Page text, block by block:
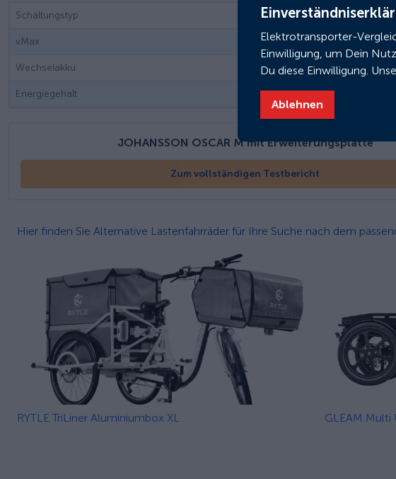
Schaltungstyp
vMax
Wechselakku
Energiegehalt
JOHANSSON OSCAR M mit Erweiterungsplatte
Zum vollständigen Testbericht
Hier finden Sie Alternative Lastenfahrräder für Ihre Suche nach dem
RYTLE TriLiner Aluminiumbox XL GLEAM Multi
Elektrotransporter-
Einwilligung, um Dein
Du diese Einwilligung.
Ablehnen